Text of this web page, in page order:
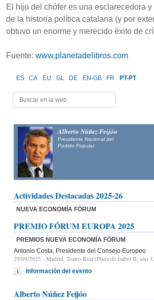
El hijo del chófer es una esclarecedora
de la historia política catalana (y por
obtuvo un enorme y merecido éxito de
Fuente: www.planetadelibros.com
ES CA EU GL DE EN-GB FR PT-PT
Alberto Núñez Feijóo
Presidente Nacional del
Partido Popular
Actividades Destacadas 2025-26
NUEVA ECONOMÍA FÓRUM
PREMIO FÓRUM EUROPA 2025
PREMIOS NUEVA ECONOMÍA FÓRUM
Antonio Costa, Presidente del Consejo Europeo
29/09/2025 - Madrid, Teatro Real (Plaza de Isabel II, s/n)
Información del evento
Alberto Núñez Feijóo